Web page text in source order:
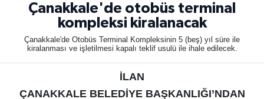
Çanakkale'de otobüs terminal
kompleksi kiralanacak
Çanakkale'de Otobüs Terminal Kompleksinin 5 (beş) yıl süre ile
kiralanması ve işletilmesi kapalı teklif usulü ile ihale edilecek.
İLAN
ÇANAKKALE BELEDİYE BAŞKANLIĞI’NDAN
Gündem
Kültür ve Sanat
Tüm Manşetler
Son Dakika Haberleri